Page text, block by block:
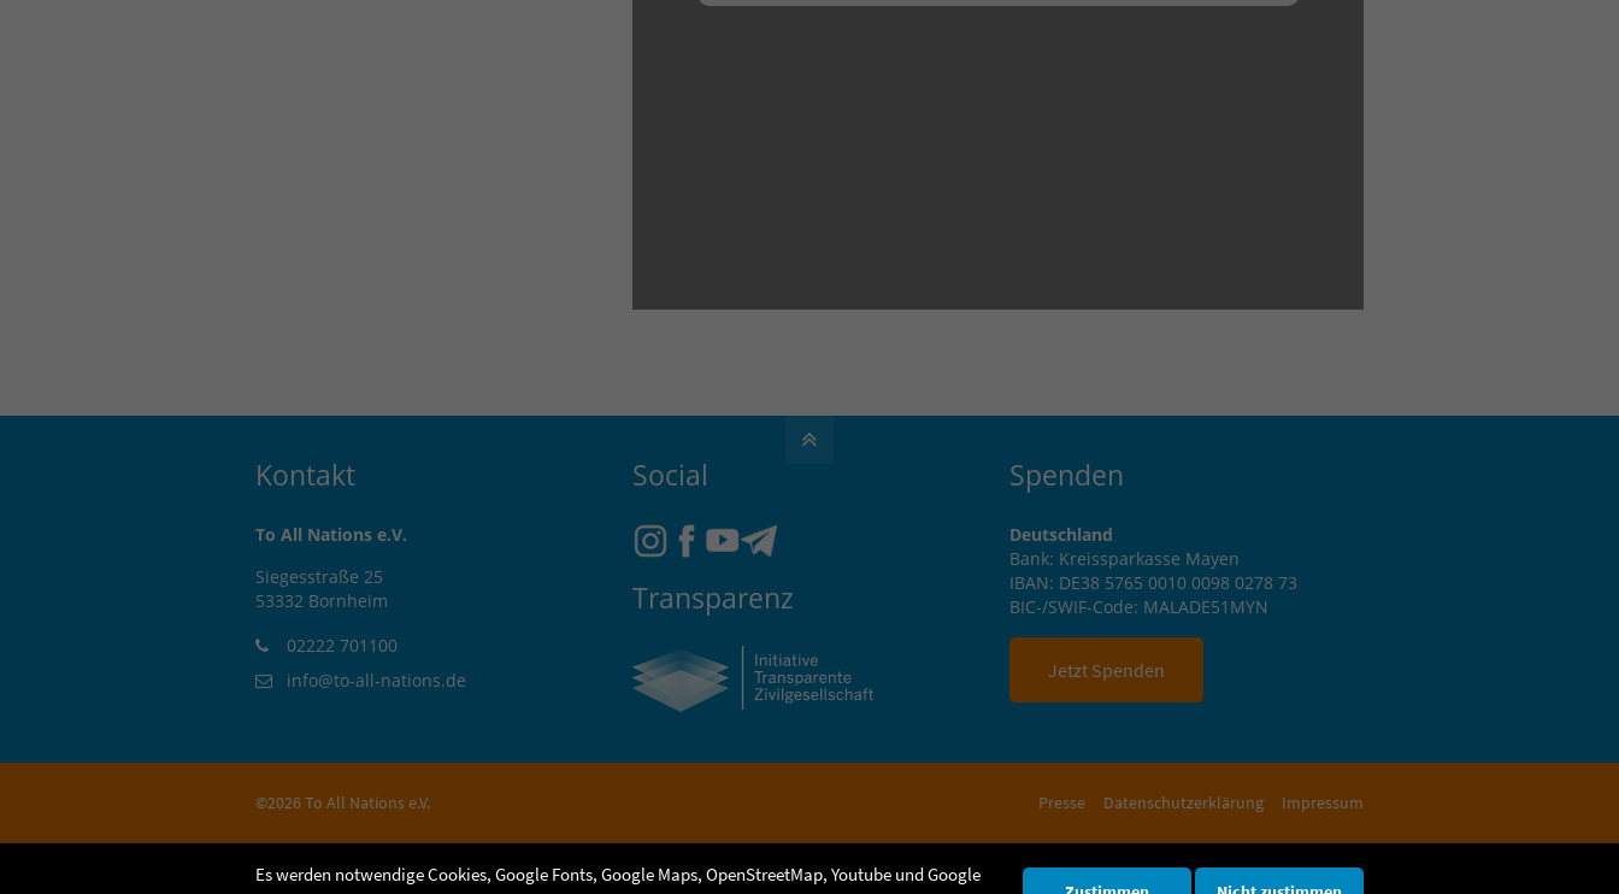
Kontakt
To All Nations e.V.
Siegesstraße 25
53332 Bornheim
02222 701100
info@to-all-nations.de
Social
Transparenz
Spenden
Deutschland
Bank: Kreissparkasse Mayen
IBAN: DE38 5765 0010 0098 0278 73
BIC-/SWIF-Code: MALADE51MYN
Jetzt Spenden
©2026 To All Nations e.V. Presse Datenschutzerklärung Impressum
Es werden notwendige Cookies, Google Fonts, Google Maps, OpenStreetMap, Youtube und Google